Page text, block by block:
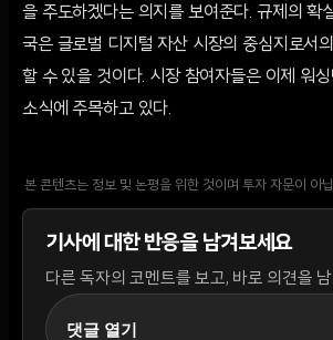
을 주도하겠다는 의지를 보여준다. 규제의 확
국은 글로벌 디지털 자산 시장의 중심지로서
할 수 있을 것이다. 시장 참여자들은 이제 워
소식에 주목하고 있다.
본 콘텐츠는 정보 및 논평을 위한 것이며 투자 자문이 아
기사에 대한 반응을 남겨보세요
다른 독자의 코멘트를 보고, 바로 의견을
댓글 열기